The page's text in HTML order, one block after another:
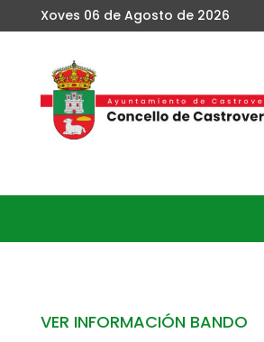
Xoves 06 de Agosto de 2026
VER INFORMACIÓN BANDO